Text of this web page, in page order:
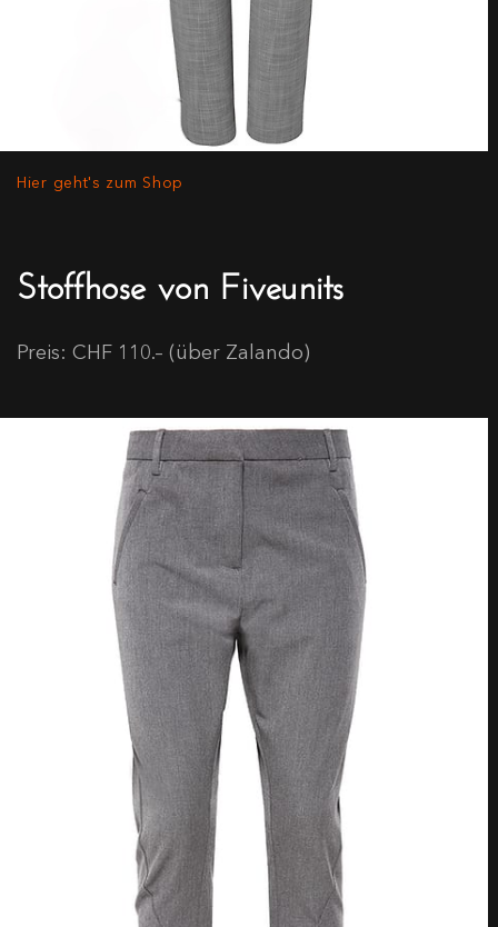
Hier geht's zum Shop
Stoffhose von Fiveunits
Preis: CHF 110.– (über Zalando)